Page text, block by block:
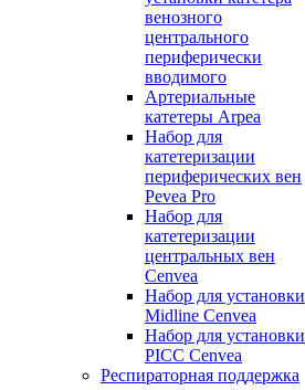
венозного
центрального
периферически
вводимого
Артериальные
катетеры Arpea
Набор для
катетеризации
периферических вен
Pevea Pro
Набор для
катетеризации
центральных вен
Cenvea
Набор для установки
Midline Cenvea
Набор для установки
PICC Cenvea
Респираторная поддержка